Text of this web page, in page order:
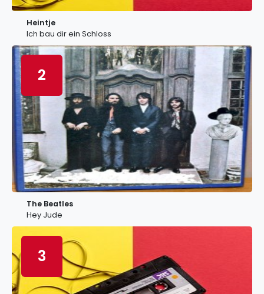
Heintje
Ich bau dir ein Schloss
2
The Beatles
Hey Jude
3